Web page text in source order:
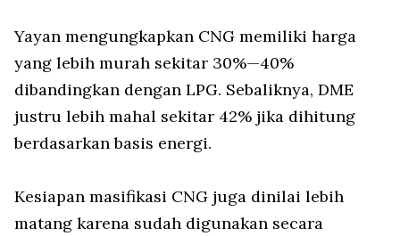
Yayan mengungkapkan CNG memiliki harga
yang lebih murah sekitar 30%—40%
dibandingkan dengan LPG. Sebaliknya, DME
justru lebih mahal sekitar 42% jika dihitung
berdasarkan basis energi.
Kesiapan masifikasi CNG juga dinilai lebih
matang karena sudah digunakan secara